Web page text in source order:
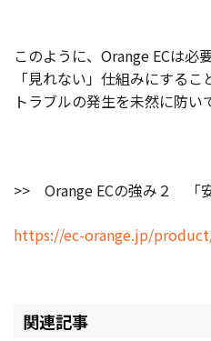
このように、Orange ECは必
「見れない」仕組みにするこ
トラブルの発生を未然に防い
>> Orange ECの強み２ 「安
https://ec-orange.jp/
関連記事